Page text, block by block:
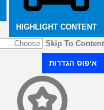
HIGHLIGHT CONTENT
Skip To Content
איפוס הגדרות